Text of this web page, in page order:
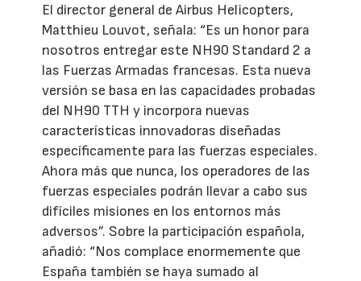
El director general de Airbus Helicopters,
Matthieu Louvot, señala: “Es un honor para
nosotros entregar este NH90 Standard 2 a
las Fuerzas Armadas francesas. Esta nueva
versión se basa en las capacidades probadas
del NH90 TTH y incorpora nuevas
características innovadoras diseñadas
específicamente para las fuerzas especiales.
Ahora más que nunca, los operadores de las
fuerzas especiales podrán llevar a cabo sus
difíciles misiones en los entornos más
adversos”. Sobre la participación española,
añadió: “Nos complace enormemente que
España también se haya sumado al